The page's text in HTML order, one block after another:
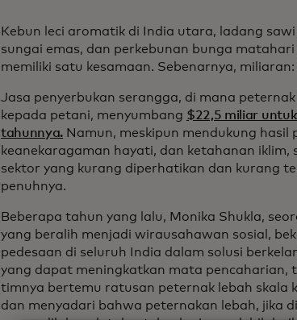
Kebun leci aromatik di India utara, ladang
sungai emas, dan perkebunan bunga
memiliki satu kesamaan. Sebenarnya, miliaran:
Jasa penyerbukan serangga, di mana
kepada petani, menyumbang $22,5 miliar
tahunnya. Namun, meskipun mendukung hasil
keanekaragaman hayati, dan ketahanan
sektor yang kurang diperhatikan dan kurang
penuhnya.
Beberapa tahun yang lalu, Monika Shukla,
yang beralih menjadi wirausahawan sosial,
pedesaan di seluruh India dalam solusi
yang dapat meningkatkan mata pencaharian,
timnya bertemu ratusan peternak lebah skala
dan menyadari bahwa peternakan lebah, jika